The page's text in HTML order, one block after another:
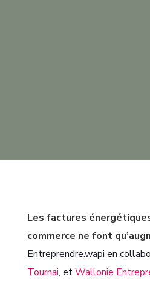
Les factures
commerce ne font
Entreprendre.wapi en
Tournai, etWallonie